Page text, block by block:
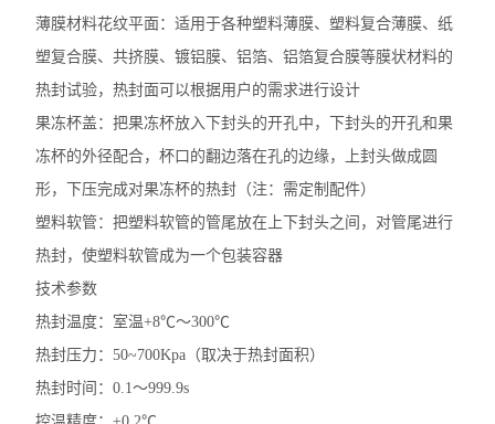
薄膜材料花纹平面：适用于各种塑料薄膜、塑料复合薄膜、纸
塑复合膜、共挤膜、镀铝膜、铝箔、铝箔复合膜等膜状材料的
热封试验，热封面可以根据用户的需求进行设计
果冻杯盖：把果冻杯放入下封头的开孔中，下封头的开孔和果
冻杯的外径配合，杯口的翻边落在孔的边缘，上封头做成圆
形，下压完成对果冻杯的热封（注：需定制配件）
塑料软管：把塑料软管的管尾放在上下封头之间，对管尾进行
热封，使塑料软管成为一个包装容器
技术参数
热封温度：室温+8℃～300℃
热封压力：50~700Kpa（取决于热封面积）
热封时间：0.1～999.9s